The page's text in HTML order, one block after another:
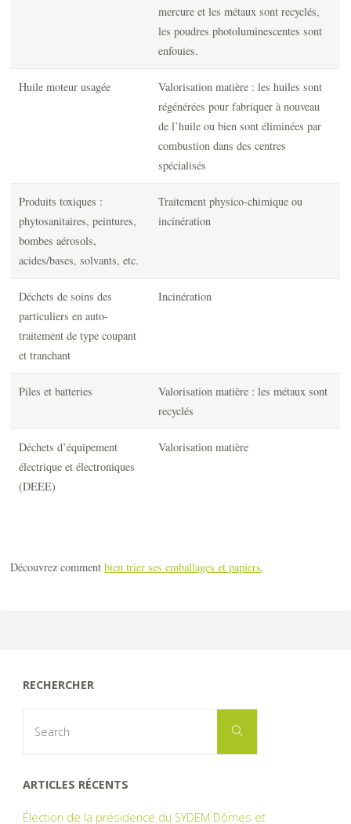
mercure et les métaux sont recyclés,
les poudres photoluminescentes sont
enfouies.
Huile moteur usagée
Valorisation matière : les huiles sont
régénérées pour fabriquer à nouveau
de l’huile ou bien sont éliminées par
combustion dans des centres
spécialisés
Produits toxiques :
phytosanitaires, peintures,
bombes aérosols,
acides/bases, solvants, etc.
Traitement physico-chimique ou
incinération
Déchets de soins des
particuliers en auto-
traitement de type coupant
et tranchant
Incinération
Piles et batteries
Valorisation matière : les métaux sont
recyclés
Déchets d’équipement
électrique et électroniques
(DEEE)
Valorisation matière
Découvrez commentbien trier ses emballages et papiers.
RECHERCHER
Search
ARTICLES RÉCENTS
Élection de la présidence du SYDEM Dômes et